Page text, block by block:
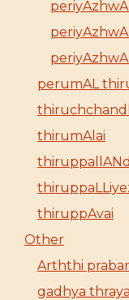
perumAL
thirumAlai
thiruppAvai
Other
Arththi
gadhya